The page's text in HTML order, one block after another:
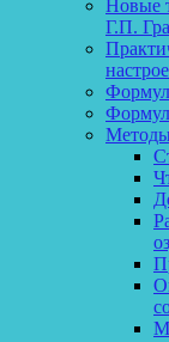
Новые
Г.П.